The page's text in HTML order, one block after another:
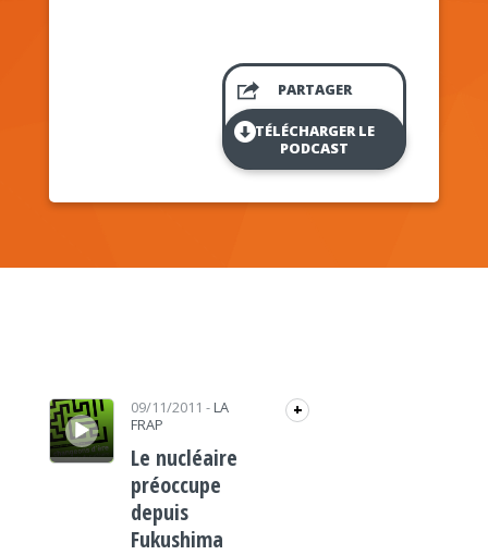
PARTAGER
TÉLÉCHARGER LE
PODCAST
Lecteur audio 09/11/2011 - LA
FRAP
+
Le nucléaire
préoccupe
depuis
Fukushima